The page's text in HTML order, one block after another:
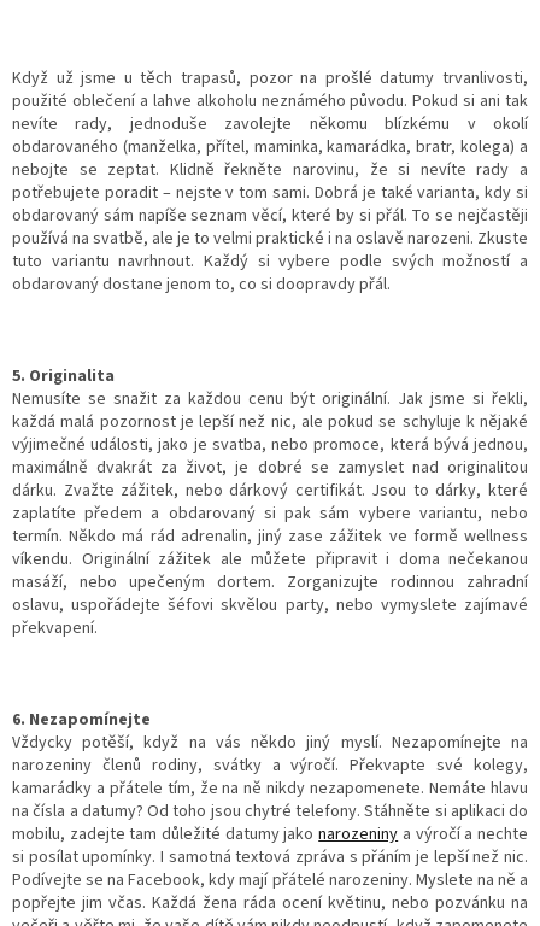
Když už jsme u těch trapasů, pozor na prošlé datumy trvanlivosti,
použité oblečení a lahve alkoholu neznámého původu. Pokud si ani tak
nevíte rady, jednoduše zavolejte někomu blízkému v okolí
obdarovaného (manželka, přítel, maminka, kamarádka, bratr, kolega) a
nebojte se zeptat. Klidně řekněte narovinu, že si nevíte rady a
potřebujete poradit – nejste v tom sami. Dobrá je také varianta, kdy si
obdarovaný sám napíše seznam věcí, které by si přál. To se nejčastěji
používá na svatbě, ale je to velmi praktické i na oslavě narozeni. Zkuste
tuto variantu navrhnout. Každý si vybere podle svých možností a
obdarovaný dostane jenom to, co si doopravdy přál.
5. Originalita
Nemusíte se snažit za každou cenu být originální. Jak jsme si řekli,
každá malá pozornost je lepší než nic, ale pokud se schyluje k nějaké
výjimečné události, jako je svatba, nebo promoce, která bývá jednou,
maximálně dvakrát za život, je dobré se zamyslet nad originalitou
dárku. Zvažte zážitek, nebo dárkový certifikát. Jsou to dárky, které
zaplatíte předem a obdarovaný si pak sám vybere variantu, nebo
termín. Někdo má rád adrenalin, jiný zase zážitek ve formě wellness
víkendu. Originální zážitek ale můžete připravit i doma nečekanou
masáží, nebo upečeným dortem. Zorganizujte rodinnou zahradní
oslavu, uspořádejte šéfovi skvělou party, nebo vymyslete zajímavé
překvapení.
6. Nezapomínejte
Vždycky potěší, když na vás někdo jiný myslí. Nezapomínejte na
narozeniny členů rodiny, svátky a výročí. Překvapte své kolegy,
kamarádky a přátele tím, že na ně nikdy nezapomenete. Nemáte hlavu
na čísla a datumy? Od toho jsou chytré telefony. Stáhněte si aplikaci do
mobilu, zadejte tam důležité datumy jakonarozeniny a výročí a nechte
si posílat upomínky. I samotná textová zpráva s přáním je lepší než nic.
Podívejte se na Facebook, kdy mají přátelé narozeniny. Myslete na ně a
popřejte jim včas. Každá žena ráda ocení květinu, nebo pozvánku na